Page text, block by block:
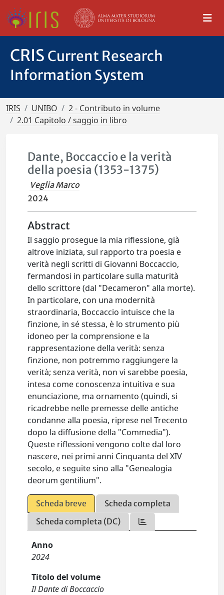
CRIS Current Research
Information System
IRIS UNIBO
2 - Contributo in volume
2.01 Capitolo / saggio in libro
Dante, Boccaccio e la verità
della poesia (1353-1375)
Veglia Marco
2024
Abstract
Il saggio prosegue la mia riflessione, già
altrove iniziata, sul rapporto tra poesia e
verità negli scritti di Giovanni Boccaccio,
fermandosi in particolare sulla maturità
dello scrittore (dal "Decameron" alla morte).
In particolare, con una modernità
straordinaria, Boccaccio intuisce che la
finzione, in sé stessa, è lo strumento più
idoneo per la comprensione e la
rappresentazione della verità: senza
finzione, non potremmo raggiungere la
verità; senza verità, non vi sarebbe poesia,
intesa come conoscenza intuitiva e sua
enunciazione, ma ornamento (quindi, si
ricadrebbe nelle premesse delle antiche
condanne alla poesia, riprese nel Trecento
dopo la diffusione della "Commedia").
Queste riflessioni vengono colte dal loro
nascere, nei primi anni Cinquanta del XIV
secolo, e seguite sino alla "Genealogia
deorum gentilium".
Scheda breve
Scheda completa
Scheda completa (DC)
Anno
2024
Titolo del volume
Il Dante di Boccaccio